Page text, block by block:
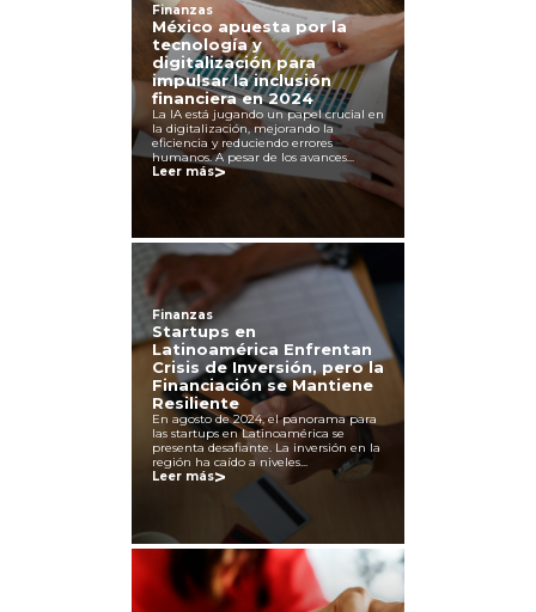
Finanzas
México apuesta por la
tecnología y
digitalización para
impulsar la inclusión
financiera en 2024
La IA está jugando un papel crucial en
la digitalización, mejorando la
eficiencia y reduciendo errores
humanos. A pesar de los avances...
Leer más>
Finanzas
Startups en
Latinoamérica Enfrentan
Crisis de Inversión, pero la
Financiación se Mantiene
Resiliente
En agosto de 2024, el panorama para
las startups en Latinoamérica se
presenta desafiante. La inversión en la
región ha caído a niveles...
Leer más>